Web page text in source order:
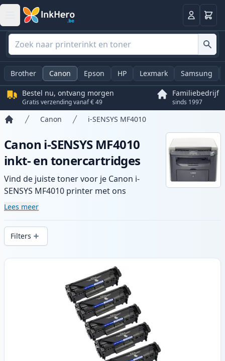
Log in
Brother Canon Epson HP Lexmark Samsung
Bestel nu, ontvang morgen
Gratis verzending vanaf € 49
Familiebedrijf
sinds 1997
Canon i-SENSYS MF4010
Canon i-SENSYS MF4010
inkt- en tonercartridges
Vind de juiste toner voor je Canon i-
SENSYS MF4010 printer met ons
assortiment compatibele en high-yield
printkwaliteit en snelle levering vanuit
lokale voorraad in .
Lees meer
Filters
Producten